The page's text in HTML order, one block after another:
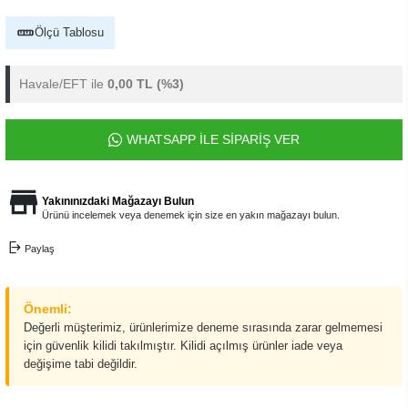
Ölçü Tablosu
Havale/EFT ile 0,00 TL (%3)
WHATSAPP İLE SİPARİŞ VER
Yakınınızdaki Mağazayı Bulun
Ürünü incelemek veya denemek için size en yakın mağazayı bulun.
Paylaş
Önemli:
Değerli müşterimiz, ürünlerimize deneme sırasında zarar gelmemesi
için güvenlik kilidi takılmıştır. Kilidi açılmış ürünler iade veya
değişime tabi değildir.